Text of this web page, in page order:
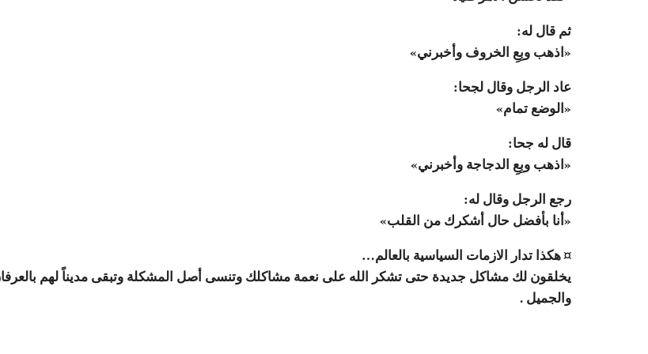
ثم قال له:
«اذهب وبِعِ الخروف وأخبرني»
عاد الرجل وقال لجحا:
«الوضع تمام»
قال له جحا:
«اذهب وبِعِ الدجاجة وأخبرني»
رجع الرجل وقال له:
«أنا بأفضل حال أشكرك من القلب»
¤ هكذا تدار الازمات السياسية بالعالم…
يخلقون لك مشاكل جديدة حتى تشكر الله على نعمة مشاكلك وتنسى أصل المشكلة وتبقى مديناً لهم
والجميل .